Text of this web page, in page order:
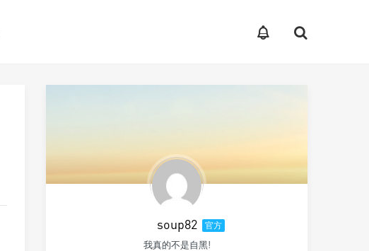
soup82 官方
我真的不是自黑!